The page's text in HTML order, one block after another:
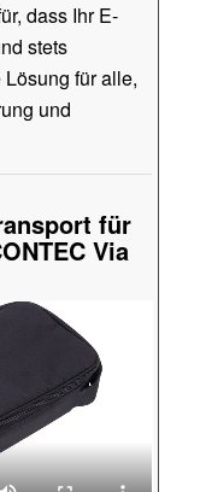
dass Ihr E-
stets
für alle,
und
für
Via